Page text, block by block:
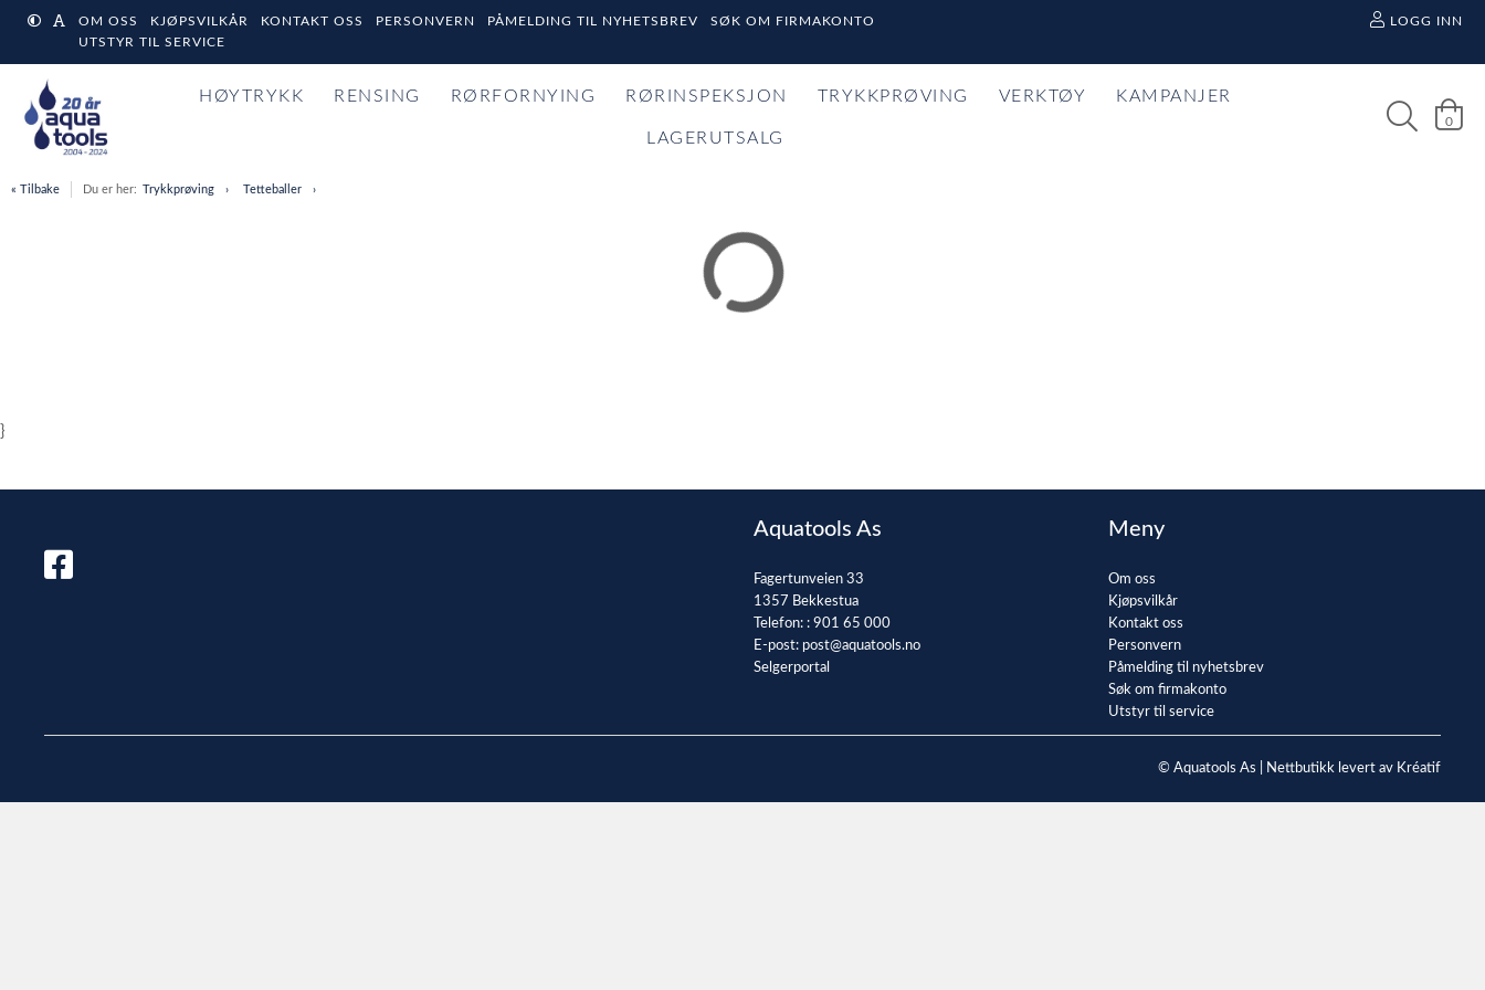
OM OSS KJØPSVILKÅR KONTAKT OSS PERSONVERN PÅMELDING TIL NYHETSBREV
SØK OM FIRMAKONTO
UTSTYR TIL SERVICE
LOGG INN
HØYTRYKK RENSING RØRFORNYING RØRINSPEKSJON TRYKKPRØVING VERKTØY KAMPANJER
LAGERUTSALG
0
« Tilbake Du er her: Trykkprøving Tetteballer
}
Aquatools As
Fagertunveien 33
1357 Bekkestua
Telefon: : 901 65 000
E-post: post@aquatools.no
Selgerportal
Meny
Om oss
Kjøpsvilkår
Kontakt oss
Personvern
Påmelding til nyhetsbrev
Søk om firmakonto
Utstyr til service
© Aquatools As | Nettbutikk levert av Kréatif